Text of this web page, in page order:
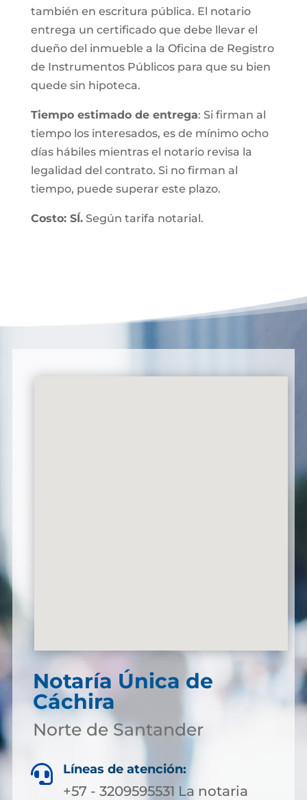
también en escritura pública. El notario
entrega un certificado que debe llevar el
dueño del inmueble a la Oficina de Registro
de Instrumentos Públicos para que su bien
quede sin hipoteca.
Tiempo estimado de entrega: Si firman al
tiempo los interesados, es de mínimo ocho
días hábiles mientras el notario revisa la
legalidad del contrato. Si no firman al
tiempo, puede superar este plazo.
Costo: SÍ.Según tarifa notarial.
Notaría Única de
Cáchira
Norte de Santander
 Líneas de atención:
+57 - 3209595531 La notaria